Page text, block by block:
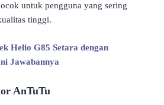
untuk pengguna yang sering
tinggi.
Helio G85 Setara dengan
Jawabannya
AnTuTu